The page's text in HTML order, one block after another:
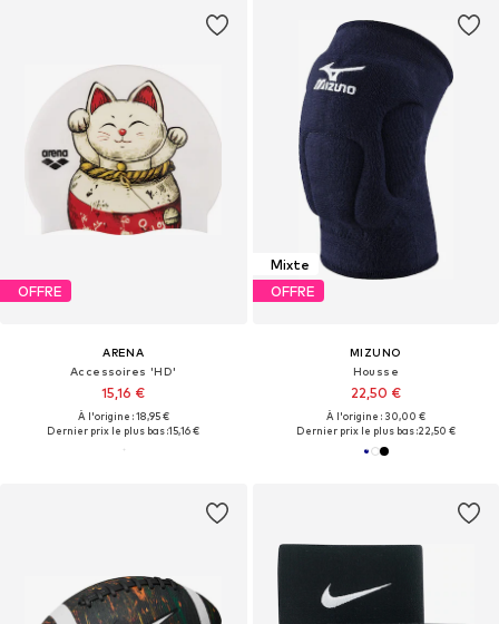
OFFRE
ARENA
Accessoires 'HD'
15,16 €
À l'origine : 18,95 €
Dernier prix le plus bas :15,16 €
Mixte
OFFRE
MIZUNO
Housse
22,50 €
À l'origine : 30,00 €
Dernier prix le plus bas :22,50 €